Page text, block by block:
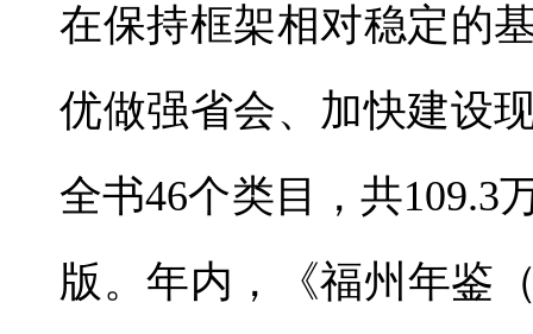
在保持框架相对稳定的
优做强省会、加快建设
全书46个类目，共109.3
版。年内，《福州年鉴